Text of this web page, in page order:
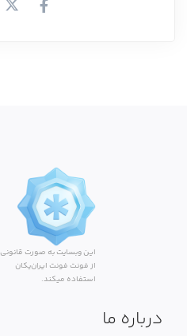
درباره ما
این وبسایت به صورت قانونی
از فونت فونت ایران‌یکان
استفاده میکند.